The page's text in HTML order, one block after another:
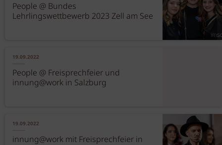
People @ Bundes
Lehrlingswettbewerb 2023 Zell am See
19.09.2022
People @ Freisprechfeier und
innung@work in Salzburg
19.09.2022
innung@work mit Freisprechfeier in